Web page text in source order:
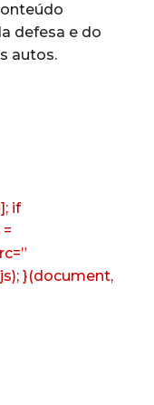
defesa e do
autos.
if
}(document,